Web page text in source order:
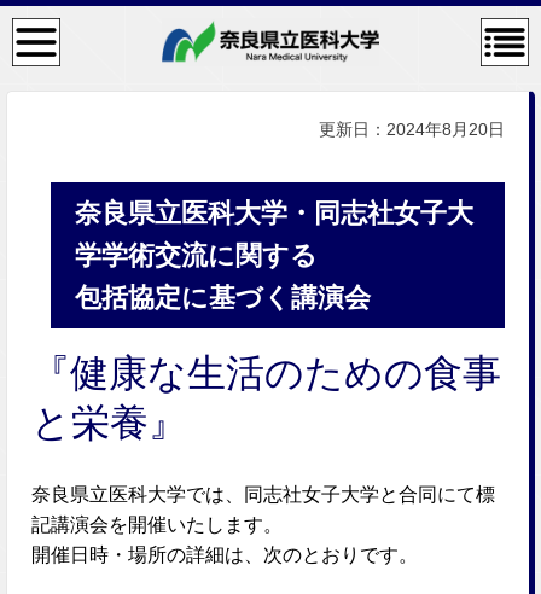
検
索・
メニ
コン
テン
ニュ
ー
更新日：2024年8月20日
奈良県立医科大学・同志社女子大
学学術交流に関する
包括協定に基づく講演会
『健康な生活のための食事
と栄養』
奈良県立医科大学では、同志社女子大学と合同にて標
記講演会を開催いたします。
開催日時・場所の詳細は、次のとおりです。